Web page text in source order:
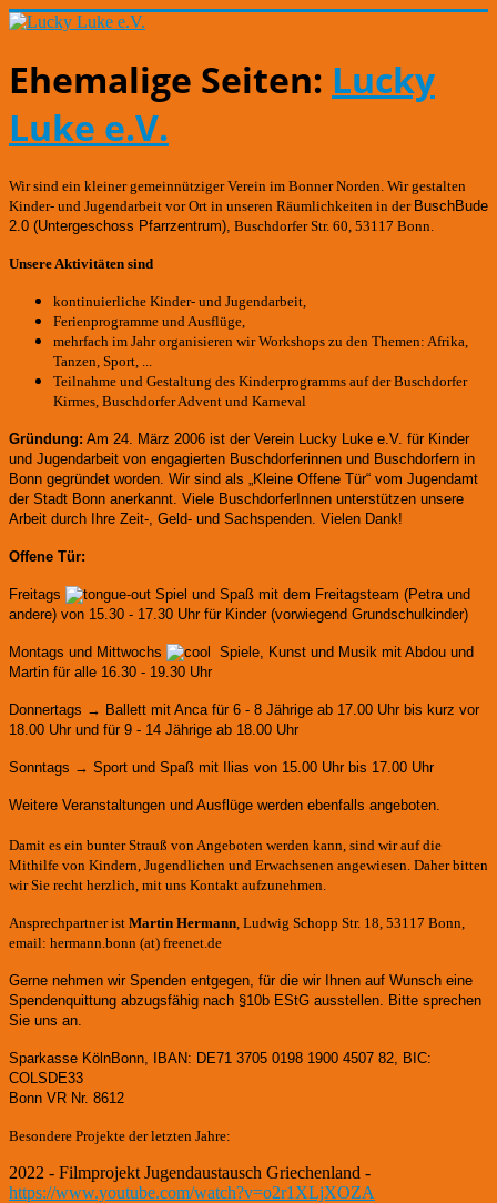
Ehemalige Seiten: Lucky
Luke e.V.
Wir sind ein kleiner gemeinnütziger Verein im Bonner Norden. Wir gestalten
Kinder- und Jugendarbeit vor Ort in unseren Räumlichkeiten in der BuschBude
2.0 (Untergeschoss Pfarrzentrum) Buschdorfer Str. 60, 53117 Bonn.
Unsere Aktivitäten sind
kontinuierliche Kinder- und Jugendarbeit,
Ferienprogramme und Ausflüge,
mehrfach im Jahr organisieren wir Workshops zu den Themen: Afrika,
Tanzen, Sport, ...
Teilnahme und Gestaltung des Kinderprogramms auf der Buschdorfer
Kirmes, Buschdorfer Advent und Karneval
Gründung: Am 24. März 2006 ist der Verein Lucky Luke e.V. für Kinder
und Jugendarbeit von engagierten Buschdorferinnen und Buschdorfern in
Bonn gegründet worden. Wir sind als „Kleine Offene Tür“ vom Jugendamt
der Stadt Bonn anerkannt. Viele BuschdorferInnen unterstützen unsere
Arbeit durch Ihre Zeit-, Geld- und Sachspenden. Vielen Dank!
Offene Tür:
Freitags
Spiel und Spaß mit dem Freitagsteam (Petra und
andere) von 15.30 - 17.30 Uhr für Kinder (vorwiegend Grundschulkinder)
Montags und Mittwochs
Spiele, Kunst und Musik mit Abdou und
Martin für alle 16.30 - 19.30 Uhr
Donnertags → Ballett mit Anca für 6 - 8 Jährige ab 17.00 Uhr bis kurz vor
18.00 Uhr und für 9 - 14 Jährige ab 18.00 Uhr
Sonntags → Sport und Spaß mit Ilias von 15.00 Uhr bis 17.00 Uhr
Weitere Veranstaltungen und Ausflüge werden ebenfalls angeboten.
Damit es ein bunter Strauß von Angeboten werden kann, sind wir auf die
Mithilfe von Kindern, Jugendlichen und Erwachsenen angewiesen. Daher bitten
wir Sie recht herzlich, mit uns Kontakt aufzunehmen.
Ansprechpartner ist Martin Hermann , Ludwig Schopp Str. 18, 53117 Bonn,
email: hermann.bonn (at) freenet.de
Gerne nehmen wir Spenden entgegen, für die wir Ihnen auf Wunsch eine
Spendenquittung abzugsfähig nach §10b EStG ausstellen. Bitte sprechen
Sie uns an.
Sparkasse KölnBonn, IBAN: DE71 3705 0198 1900 4507 82, BIC:
COLSDE33
Bonn VR Nr. 8612
Besondere Projekte der letzten Jahre:
2022 - Filmprojekt Jugendaustausch Griechenland -
https://www.youtube.com/watch?v=o2r1XLjXOZA